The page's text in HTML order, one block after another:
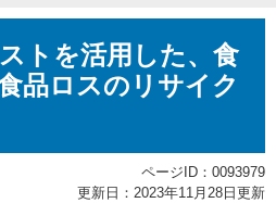
トを活用した、食
品ロスのリサイク
ページID：0093979
更新日：2023年11月28日更新